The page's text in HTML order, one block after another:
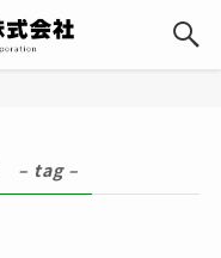
– tag –